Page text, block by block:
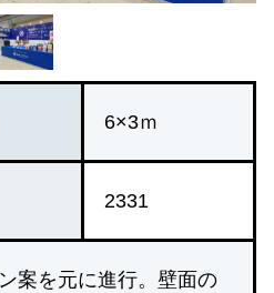
6×3ｍ
2331
案を元に進行。壁面の